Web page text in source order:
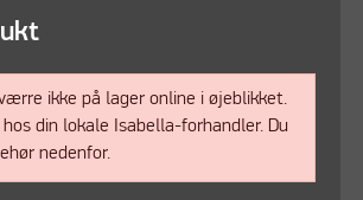
ikke på lager online i øjeblikket.
hos din lokale Isabella-forhandler. Du
nedenfor.